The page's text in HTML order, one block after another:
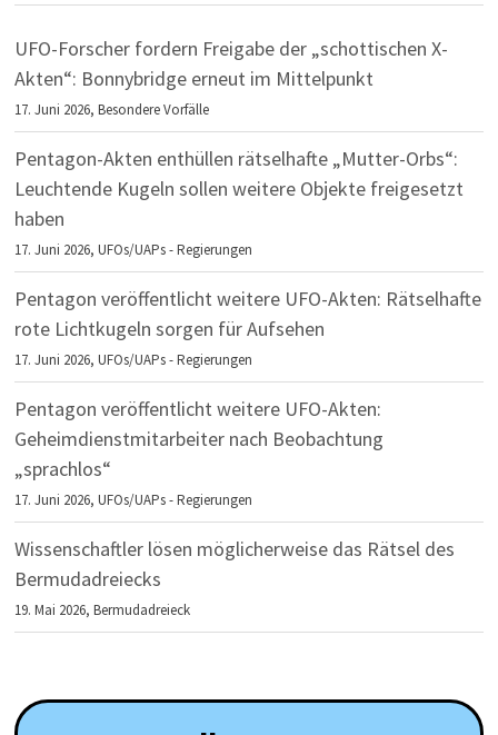
UFO-Forscher fordern Freigabe der „schottischen X-
Akten“: Bonnybridge erneut im Mittelpunkt
17. Juni 2026,Besondere Vorfälle
Pentagon-Akten enthüllen rätselhafte „Mutter-Orbs“:
Leuchtende Kugeln sollen weitere Objekte freigesetzt
haben
17. Juni 2026,UFOs/UAPs - Regierungen
Pentagon veröffentlicht weitere UFO-Akten: Rätselhafte
rote Lichtkugeln sorgen für Aufsehen
17. Juni 2026,UFOs/UAPs - Regierungen
Pentagon veröffentlicht weitere UFO-Akten:
Geheimdienstmitarbeiter nach Beobachtung
„sprachlos“
17. Juni 2026,UFOs/UAPs - Regierungen
Wissenschaftler lösen möglicherweise das Rätsel des
Bermudadreiecks
19. Mai 2026,Bermudadreieck